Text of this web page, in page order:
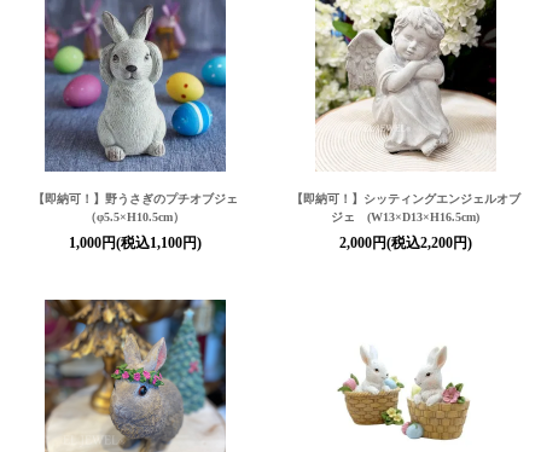
【即納可！】野うさぎのプチオブジェ
（φ5.5×H10.5cm）
1,000円(税込1,100円)
【即納可！】シッティングエンジェルオブ
ジェ (W13×D13×H16.5cm)
2,000円(税込2,200円)